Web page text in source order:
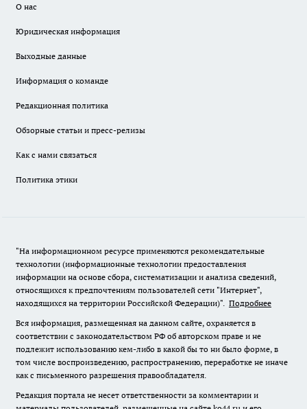
О нас
Юридическая информация
Выходные данные
Информация о команде
Редакционная политика
Обзорные статьи и пресс-релизы
Как с нами связаться
Политика этики
"На информационном ресурсе применяются рекомендательные
технологии (информационные технологии предоставления
информации на основе сбора, систематизации и анализа сведений,
относящихся к предпочтениям пользователей сети "Интернет",
находящихся на территории Российской Федерации)". Подробнее
Вся информация, размещенная на данном сайте, охраняется в
соответствии с законодательством РФ об авторском праве и не
подлежит использованию кем-либо в какой бы то ни было форме, в
том числе воспроизведению, распространению, переработке не иначе
как с письменного разрешения правообладателя.
Редакция портала не несет ответственности за комментарии и